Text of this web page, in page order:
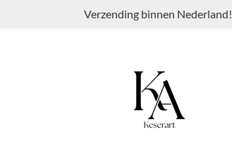
Verzending binnen Nederland!